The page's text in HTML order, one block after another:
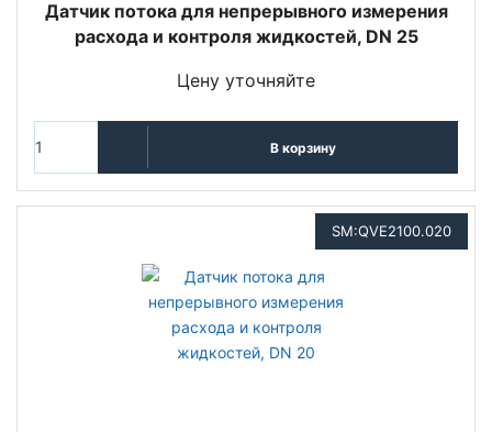
Датчик потока для непрерывного измерения
расхода и контроля жидкостей, DN 25
Цену уточняйте
В корзину
SM:QVE2100.020